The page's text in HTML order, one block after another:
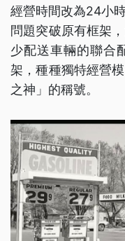
經營時間改為24小
問題突破原有框架
少配送車輛的聯合
架，種種獨特經營
之神」的稱號。